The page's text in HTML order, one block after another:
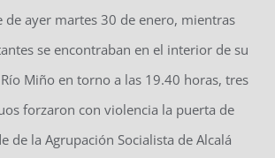
de ayer martes 30 de enero, mientras
se encontraban en el interior de su
Miño en torno a las 19.40 horas, tres
forzaron con violencia la puerta de
de la Agrupación Socialista de Alcalá